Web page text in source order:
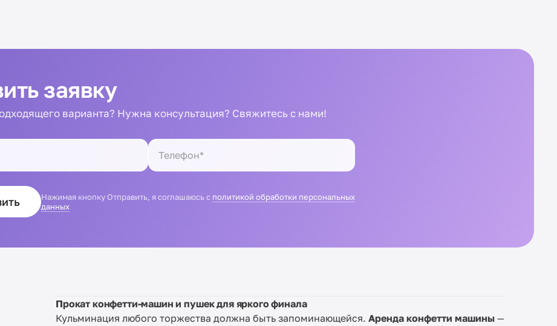
заявку
варианта? Нужна консультация? Свяжитесь с нами!
Нажимая кнопку Отправить, я соглашаюсь с политикой обработки персональных
данных
Прокат конфетти-машин и пушек для яркого финала
Кульминация любого торжества должна быть запоминающейся. Аренда конфетти машины —